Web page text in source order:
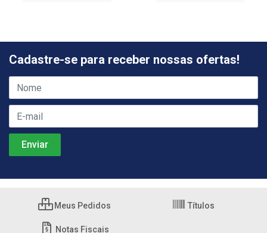
Cadastre-se para receber nossas ofertas!
Meus Pedidos Títulos
Notas Fiscais